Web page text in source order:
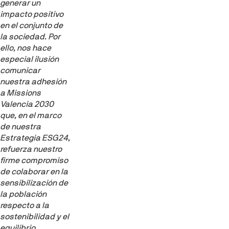
generar un
impacto positivo
en el conjunto de
la sociedad. Por
ello, nos hace
especial ilusión
comunicar
nuestra adhesión
a Missions
Valencia 2030
que, en el marco
de nuestra
Estrategia ESG24,
refuerza nuestro
firme compromiso
de colaborar en la
sensibilización de
la población
respecto a la
sostenibilidad y el